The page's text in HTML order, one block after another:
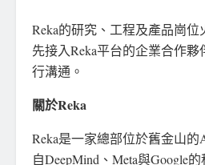
Reka的研究、工程及產品崗
先接入Reka平台的企業合作
行溝通。
關於Reka
Reka是一家總部位於舊金山
自DeepMind、Meta與Google